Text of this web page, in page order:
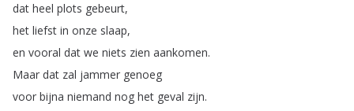
dat heel plots gebeurt,
het liefst in onze slaap,
en vooral dat we niets zien aankomen.
Maar dat zal jammer genoeg
voor bijna niemand nog het geval zijn.